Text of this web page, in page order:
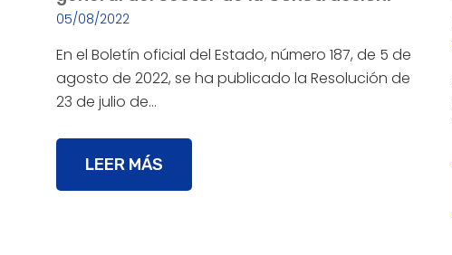
05/08/2022
En el Boletín oficial del Estado, número 187, de 5 de
agosto de 2022, se ha publicado la Resolución de
23 de julio de…
LEER MÁS